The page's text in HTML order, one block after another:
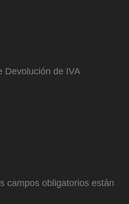
Devolución de IVA
campos obligatorios están